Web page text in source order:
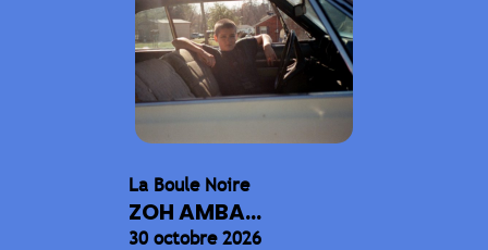
La Boule Noire
ZOH AMBA...
30 octobre 2026